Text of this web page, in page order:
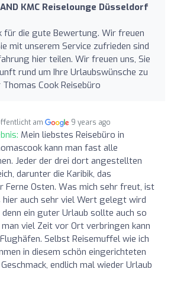
KMC Reiselounge Düsseldorf
für die gute Bewertung. Wir freuen
mit unserem Service zufrieden sind
hier teilen. Wir freuen uns, Sie
rund um Ihre Urlaubswünsche zu
Cook Reisebüro
am 9 years ago
Mein liebstes Reisebüro in
kann man fast alle
Jeder der drei dort angestellten
darunter die Karibik, das
Ferne Osten. Was mich sehr freut, ist
hier auch sehr viel Wert gelegt wird
ein guter Urlaub sollte auch so
viel Zeit vor Ort verbringen kann
Selbst Reisemuffel wie ich
in diesem schön eingerichteten
endlich mal wieder Urlaub